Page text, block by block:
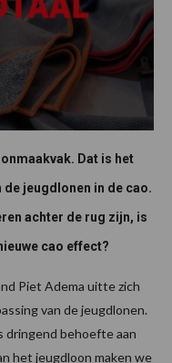
Dat is het
de jeugdlonen in de cao.
achter de rug zijn, is
cao effect?
Piet Adema uitte zich
van de jeugdlonen.
dringend behoefte aan
het jeugdloon maken we